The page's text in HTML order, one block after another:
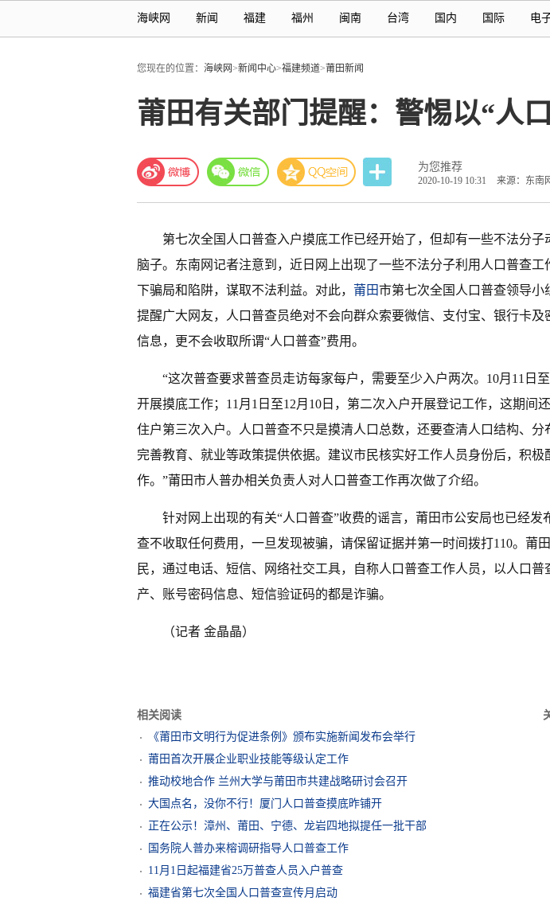
海峡网 新闻 福建 福州 闽南 台湾 国内 国际 电
您现在的位置： 海峡网>新闻中心>福建频道>莆田新闻
莆田有关部门提醒：警惕以“人
为您推荐
2020-10-19 10:31 来源：东南
第七次全国人口普查入户摸底工作已经开始了，但却有一些不法分子
脑子。东南网记者注意到，近日网上出现了一些不法分子利用人口普查工
下骗局和陷阱，谋取不法利益。对此， 莆田市第七次全国人口普查领导小
提醒广大网友，人口普查员绝对不会向群众索要微信、支付宝、银行卡及
信息，更不会收取所谓“人口普查”费用。
“这次普查要求普查员走访每家每户，需要至少入户两次。10月11日
开展摸底工作；11月1日至12月10日，第二次入户开展登记工作，这期间
住户第三次入户。人口普查不只是摸清人口总数，还要查清人口结构、分
完善教育、就业等政策提供依据。建议市民核实好工作人员身份后，积极
作。”莆田市人普办相关负责人对人口普查工作再次做了介绍。
针对网上出现的有关“人口普查”收费的谣言，莆田市公安局也已经发
查不收取任何费用，一旦发现被骗，请保留证据并第一时间拨打110。莆
民，通过电话、短信、网络社交工具，自称人口普查工作人员，以人口普
产、账号密码信息、短信验证码的都是诈骗。
（记者 金晶晶）
相关阅读
《莆田市文明行为促进条例》颁布实施新闻发布会举行
莆田首次开展企业职业技能等级认定工作
推动校地合作 兰州大学与莆田市共建战略研讨会召开
大国点名，没你不行！厦门人口普查摸底昨铺开
正在公示！漳州、莆田、宁德、龙岩四地拟提任一批干部
国务院人普办来榕调研指导人口普查工作
11月1日起福建省25万普查人员入户普查
福建省第七次全国人口普查宣传月启动